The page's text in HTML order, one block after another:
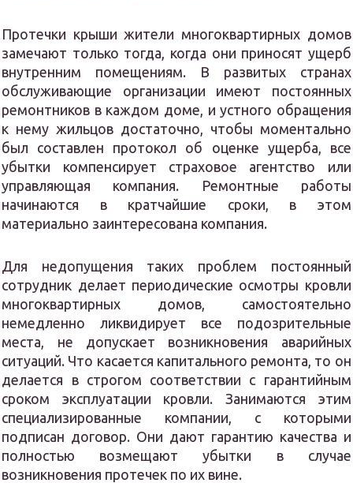
Протечки крыши жители многоквартирных домов
замечают только тогда, когда они приносят ущерб
внутренним помещениям. В развитых странах
обслуживающие организации имеют постоянных
ремонтников в каждом доме, и устного обращения
к нему жильцов достаточно, чтобы моментально
был составлен протокол об оценке ущерба, все
убытки компенсирует страховое агентство или
управляющая компания. Ремонтные работы
начинаются в кратчайшие сроки, в этом
материально заинтересована компания.
Для недопущения таких проблем постоянный
сотрудник делает периодические осмотры кровли
многоквартирных домов, самостоятельно
немедленно ликвидирует все подозрительные
места, не допускает возникновения аварийных
ситуаций. Что касается капитального ремонта, то он
делается в строгом соответствии с гарантийным
сроком эксплуатации кровли. Занимаются этим
специализированные компании, с которыми
подписан договор. Они дают гарантию качества и
полностью возмещают убытки в случае
возникновения протечек по их вине.